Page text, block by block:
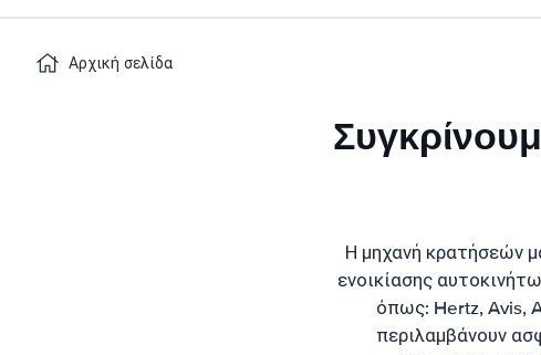
Αρχική σελίδα
Η μηχανή κρατήσεών
ενοικίασης
όπως: Hertz, Avis,
περιλαμβάνουν